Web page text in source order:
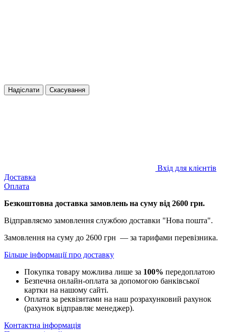
Надіслати Скасування
Вхід для клієнтів
Доставка
Оплата
Безкоштовна доставка замовлень на суму від 2600 грн.
Відправляємо замовлення службою доставки "Нова пошта".
Замовлення на суму до 2600 грн — за тарифами перевізника.
Більше інформації про доставку
Покупка товару можлива лише за 100% передоплатою
Безпечна онлайн-оплата за допомогою банківської
картки на нашому сайті.
Оплата за реквізитами на наш розрахунковий рахунок
(рахунок відправляє менеджер).
Контактна інформація